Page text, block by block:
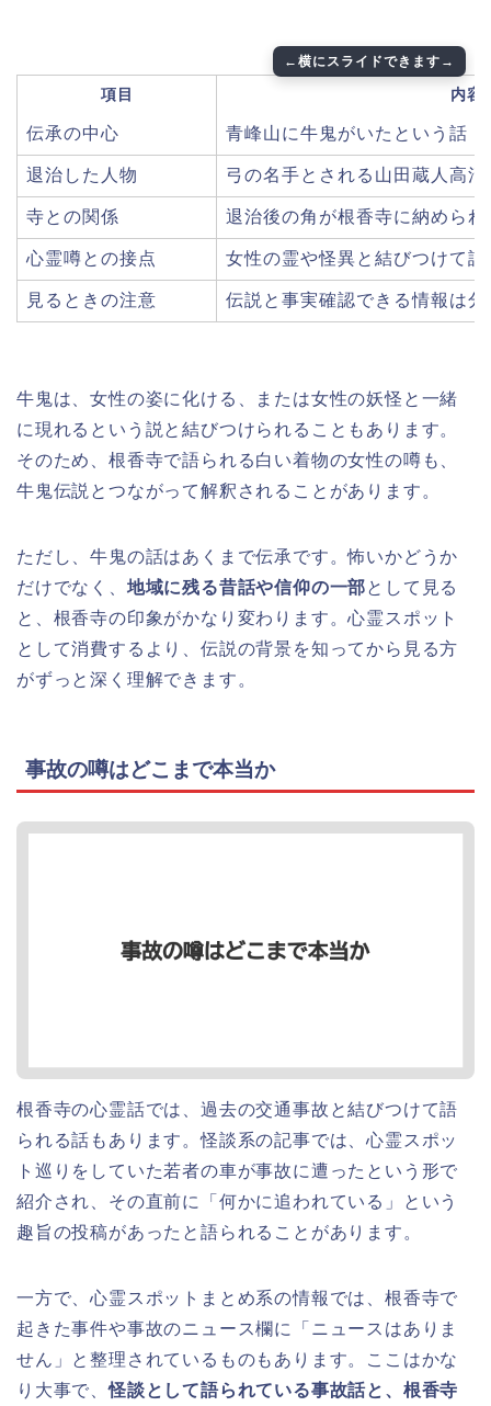
項目 内容
伝承の中心 青峰山に牛鬼がいたという話
退治した人物 弓の名手とされる山田蔵人高清
寺との関係 退治後の角が根香寺に納めら
心霊噂との接点 女性の霊や怪異と結びつけて語
見るときの注意 伝説と事実確認できる情報は分
牛鬼は、女性の姿に化ける、または女性の妖怪と一緒
に現れるという説と結びつけられることもあります。
そのため、根香寺で語られる白い着物の女性の噂も、
牛鬼伝説とつながって解釈されることがあります。
ただし、牛鬼の話はあくまで伝承です。怖いかどうか
だけでなく、 地域に残る昔話や信仰の一部として見る
と、根香寺の印象がかなり変わります。心霊スポット
として消費するより、伝説の背景を知ってから見る方
がずっと深く理解できます。
事故の噂はどこまで本当か
根香寺の心霊話では、過去の交通事故と結びつけて語
られる話もあります。怪談系の記事では、心霊スポッ
ト巡りをしていた若者の車が事故に遭ったという形で
紹介され、その直前に「何かに追われている」という
趣旨の投稿があったと語られることがあります。
一方で、心霊スポットまとめ系の情報では、根香寺で
起きた事件や事故のニュース欄に「ニュースはありま
せん」と整理されているものもあります。ここはかな
り大事で、怪談として語られている事故話と、根香寺